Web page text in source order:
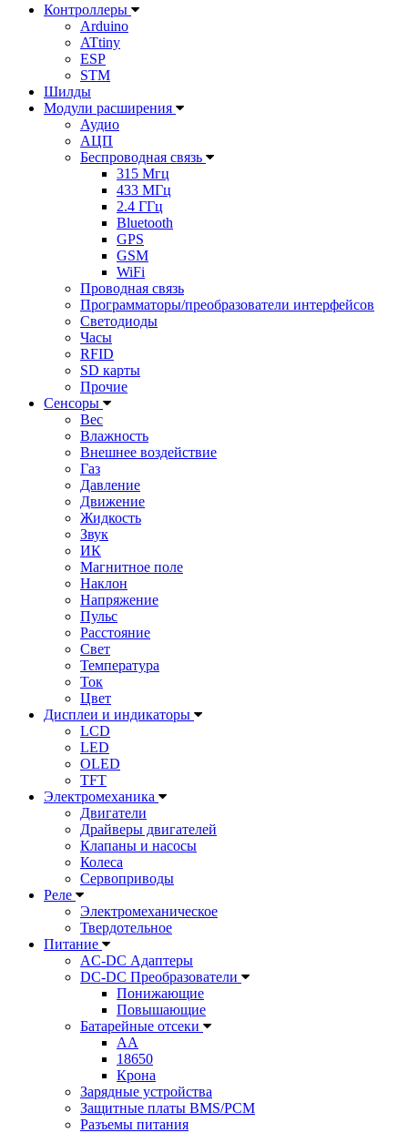
Контроллеры
Arduino
ATtiny
ESP
STM
Шилды
Модули расширения
Аудио
АЦП
Беспроводная связь
315 Мгц
433 МГц
2.4 ГГц
Bluetooth
GPS
GSM
WiFi
Проводная связь
Программаторы/преобразователи интерфейсов
Светодиоды
Часы
RFID
SD карты
Прочие
Сенсоры
Вес
Влажность
Внешнее воздействие
Газ
Давление
Движение
Жидкость
Звук
ИК
Магнитное поле
Наклон
Напряжение
Пульс
Расстояние
Свет
Температура
Ток
Цвет
Дисплеи и индикаторы
LCD
LED
OLED
TFT
Электромеханика
Двигатели
Драйверы двигателей
Клапаны и насосы
Колеса
Сервоприводы
Реле
Электромеханическое
Твердотельное
Питание
AC-DC Адаптеры
DC-DC Преобразователи
Понижающие
Повышающие
Батарейные отсеки
AA
18650
Крона
Зарядные устройства
Защитные платы BMS/PCM
Разъемы питания